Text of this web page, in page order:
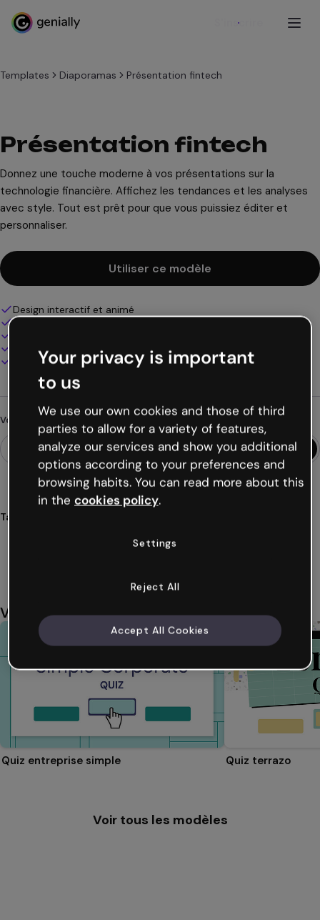
S'inscrire
Templates Diaporamas Présentation fintech
Présentation fintech
Donnez une touche moderne à vos présentations sur la
technologie financière. Affichez les tendances et les analyses
avec style. Tout est prêt pour que vous puissiez éditer et
personnaliser.
Utiliser ce modèle
Design interactif et animé
100% personnalisable
Présentez, partagez ou publiez en ligne
Téléchargez en PDF, MP4 et autres formats
Vous cherchez autre chose ?
Tags
Vous aimerez aussi
Quiz entreprise simple Quiz terrazo
Voir tous les modèles
Your privacy is important
to us
We use our own cookies and those of third
parties to allow for a variety of features,
analyze our services and show you additional
options according to your preferences and
browsing habits. You can read more about this
in the cookies policy.
Settings
Reject All
Accept All Cookies